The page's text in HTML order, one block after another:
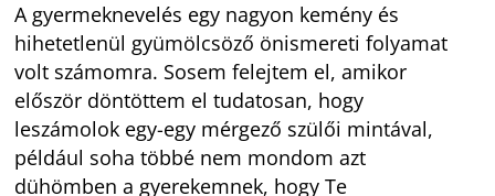
A gyermeknevelés egy nagyon kemény és
hihetetlenül gyümölcsöző önismereti folyamat
volt számomra. Sosem felejtem el, amikor
először döntöttem el tudatosan, hogy
leszámolok egy-egy mérgező szülői mintával,
például soha többé nem mondom azt
dühömben a gyerekemnek, hogy Te